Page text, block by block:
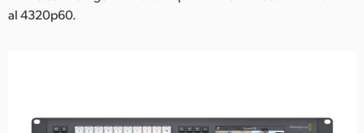
al 4320p60.